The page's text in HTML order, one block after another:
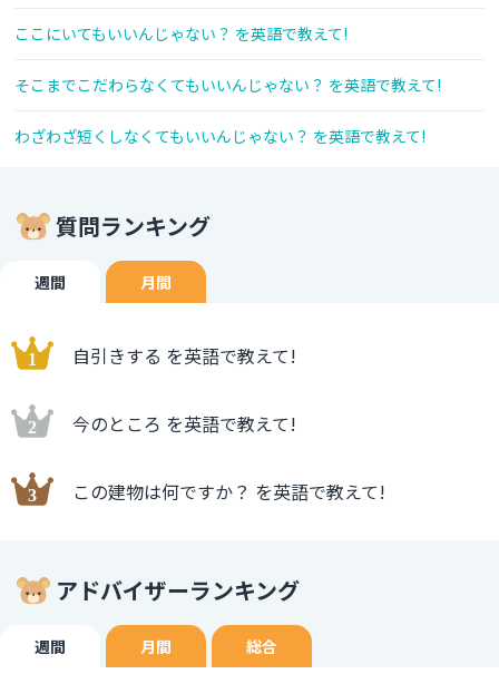
ここにいてもいいんじゃない？ を英語で教えて!
そこまでこだわらなくてもいいんじゃない？ を英語で教えて!
わざわざ短くしなくてもいいんじゃない？ を英語で教えて!
質問ランキング
週間 月間
自引きする を英語で教えて!
今のところ を英語で教えて!
この建物は何ですか？ を英語で教えて!
アドバイザーランキング
週間 月間 総合